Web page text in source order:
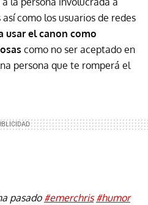
como los usuarios de redes
usar el canon como
como no ser aceptado en
persona que te romperá el
pasado #emerchris #humor